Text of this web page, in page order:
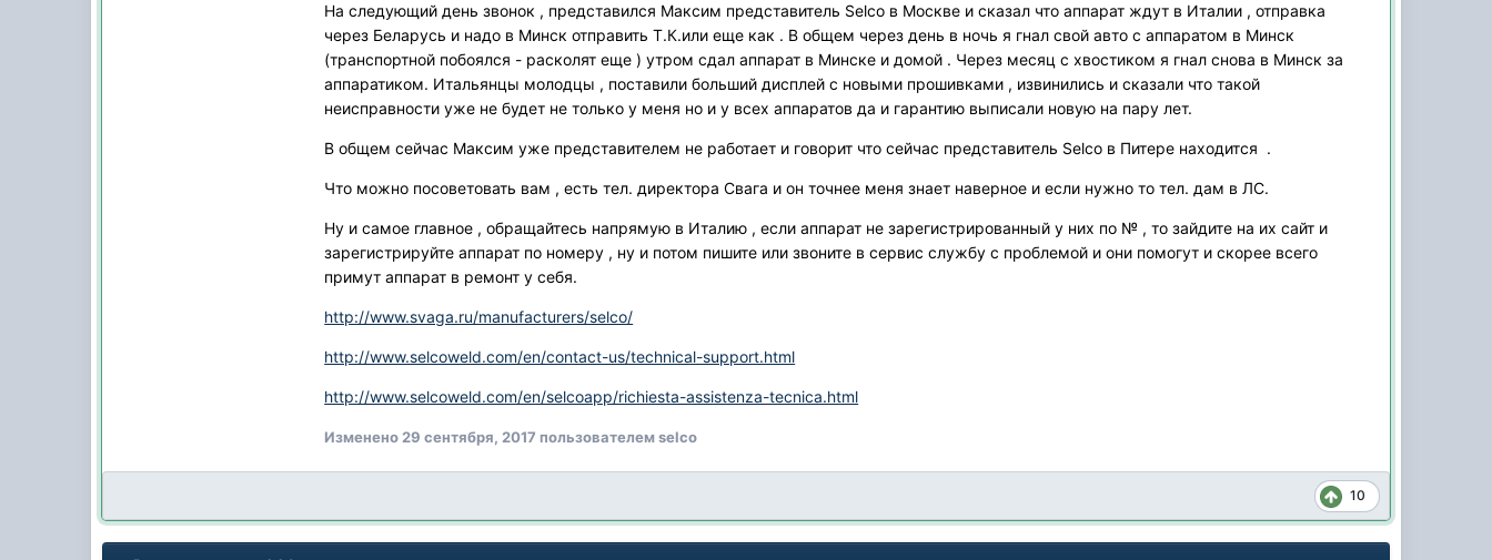
На следующий день звонок , представился Максим представитель Selco в Москве и сказал что аппарат ждут в Италии , отправка
через Беларусь и надо в Минск отправить Т.К.или еще как . В общем через день в ночь я гнал свой авто с аппаратом в Минск
(транспортной побоялся - расколят еще ) утром сдал аппарат в Минске и домой . Через месяц с хвостиком я гнал снова в Минск за
аппаратиком. Итальянцы молодцы , поставили больший дисплей с новыми прошивками , извинились и сказали что такой
неисправности уже не будет не только у меня но и у всех аппаратов да и гарантию выписали новую на пару лет.
В общем сейчас Максим уже представителем не работает и говорит что сейчас представитель Selco в Питере находится .
Что можно посоветовать вам , есть тел. директора Свага и он точнее меня знает наверное и если нужно то тел. дам в ЛС.
Ну и самое главное , обращайтесь напрямую в Италию , если аппарат не зарегистрированный у них по № , то зайдите на их сайт и
зарегистрируйте аппарат по номеру , ну и потом пишите или звоните в сервис службу с проблемой и они помогут и скорее всего
примут аппарат в ремонт у себя.
http://www.svaga.ru/manufacturers/selco/
http://www.selcoweld.com/en/contact-us/technical-support.html
http://www.selcoweld.com/en/selcoapp/richiesta-assistenza-tecnica.html
Изменено29 сентября, 2017 пользователем selco
10